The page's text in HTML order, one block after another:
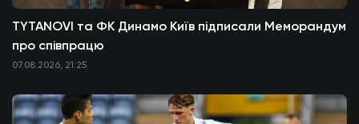
TYTANOVI та ФК Динамо Київ підписали Меморандум
про співпрацю
07.08.2026, 21:25